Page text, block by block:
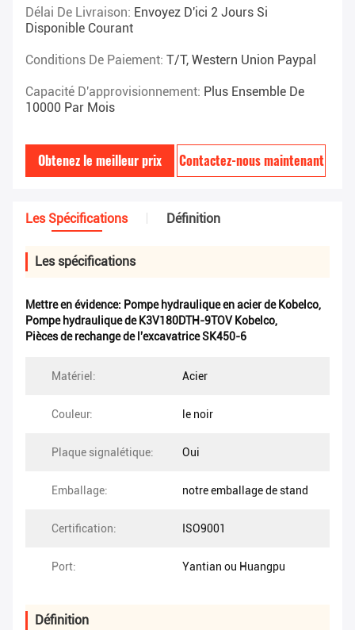
Délai De Livraison: Envoyez D'ici 2 Jours Si
Disponible Courant
Conditions De Paiement: T/T, Western Union Paypal
Capacité D'approvisionnement: Plus Ensemble De
10000 Par Mois
Obtenez le meilleur prix Contactez-nous maintenant
Les Spécifications Définition
Les spécifications
Mettre en évidence: Pompe hydraulique en acier de Kobelco,
Pompe hydraulique de K3V180DTH-9TOV Kobelco,
Pièces de rechange de l'excavatrice SK450-6
Matériel: Acier
Couleur: le noir
Plaque signalétique: Oui
Emballage: notre emballage de stand
Certification: ISO9001
Port: Yantian ou Huangpu
Définition